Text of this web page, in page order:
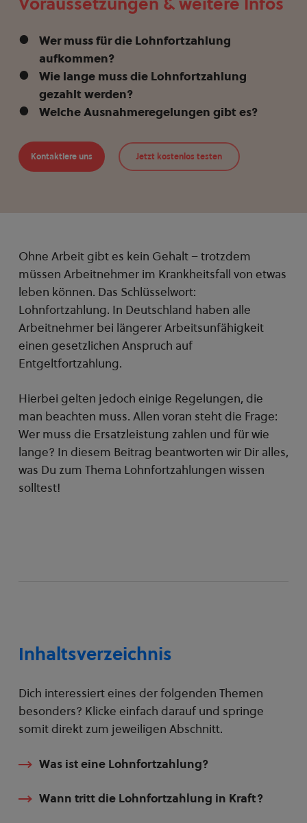
Wer muss für die Lohnfortzahlung
aufkommen?
Wie lange muss die Lohnfortzahlung
gezahlt werden?
Welche Ausnahmeregelungen gibt es?
Kontaktiere uns Jetzt kostenlos testen
Ohne Arbeit gibt es kein Gehalt – trotzdem
müssen Arbeitnehmer im Krankheitsfall von etwas
leben können. Das Schlüsselwort:
Lohnfortzahlung. In Deutschland haben alle
Arbeitnehmer bei längerer Arbeitsunfähigkeit
einen gesetzlichen Anspruch auf
Entgeltfortzahlung.
Hierbei gelten jedoch einige Regelungen, die
man beachten muss. Allen voran steht die Frage:
Wer muss die Ersatzleistung zahlen und für wie
lange? In diesem Beitrag beantworten wir Dir alles,
was Du zum Thema Lohnfortzahlungen wissen
solltest!
Inhaltsverzeichnis
Dich interessiert eines der folgenden Themen
besonders? Klicke einfach darauf und springe
somit direkt zum jeweiligen Abschnitt.
Was ist eine Lohnfortzahlung?
Wann tritt die Lohnfortzahlung in Kraft?